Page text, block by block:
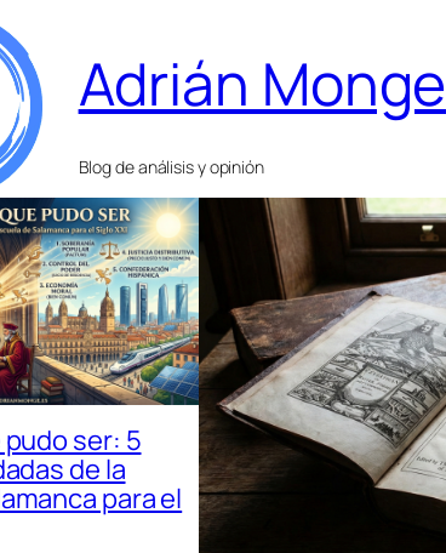
Adrián Monge
Blog de análisis y opinión
pudo ser: 5
de la
para el